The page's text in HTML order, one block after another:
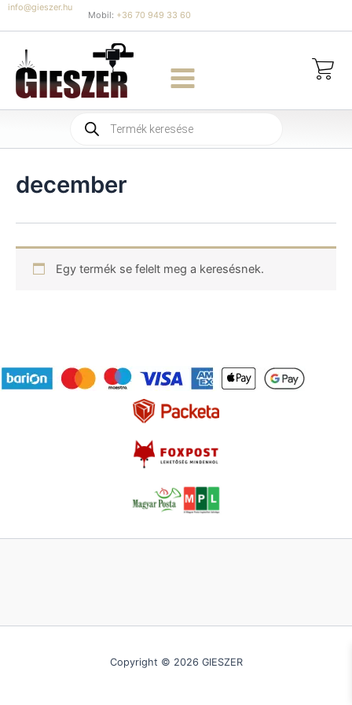
Skip
to
content
info@gieszer.hu
Mobil: +36 70 949 33 60
Products
search
december
Egy termék se felelt meg a keresésnek.
Copyright © 2026 GIESZER